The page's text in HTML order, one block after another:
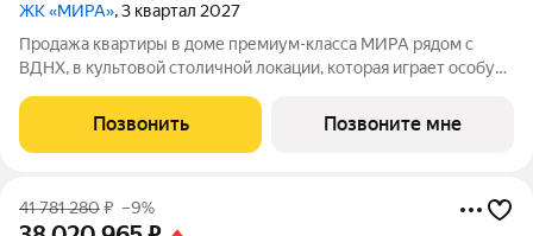
ЖК «МИРА», 3 квартал 2027
Продажа квартиры в доме премиум-класса МИРА рядом с
ВДНХ, в культовой столичной локации, которая играет особую
квартира площадью 72.83 м расположена в корпусе 1, на 3
этаже 17 этажного дома.
Позвонить Позвоните мне
41 781 280₽ –9%